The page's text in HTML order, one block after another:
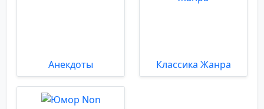
Анекдоты Классика Жанра